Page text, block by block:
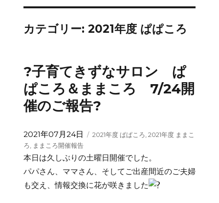
カテゴリー: 2021年度 ぱぱころ
?子育てきずなサロン ぱ
ぱころ＆ままころ 7/24開
催のご報告?
投
稿
日:
2021年07月24日
カ
ゴ
リ
ー
2021年度 ぱぱころ 2021年度 ままこ
ろ
ままころ開催報告
本日は久しぶりの土曜日開催でした。
パパさん、ママさん、そしてご出産間近のご夫婦
も交え、情報交換に花が咲きました